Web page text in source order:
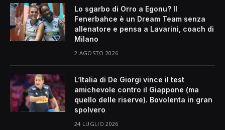
Lo sgarbo di Orro a Egonu? Il
Fenerbahce è un Dream Team senza
allenatore e pensa a Lavarini, coach di
Milano
2 AGOSTO 2026
L’Italia di De Giorgi vince il test
amichevole contro il Giappone (ma
quello delle riserve). Bovolenta in gran
spolvero
24 LUGLIO 2026